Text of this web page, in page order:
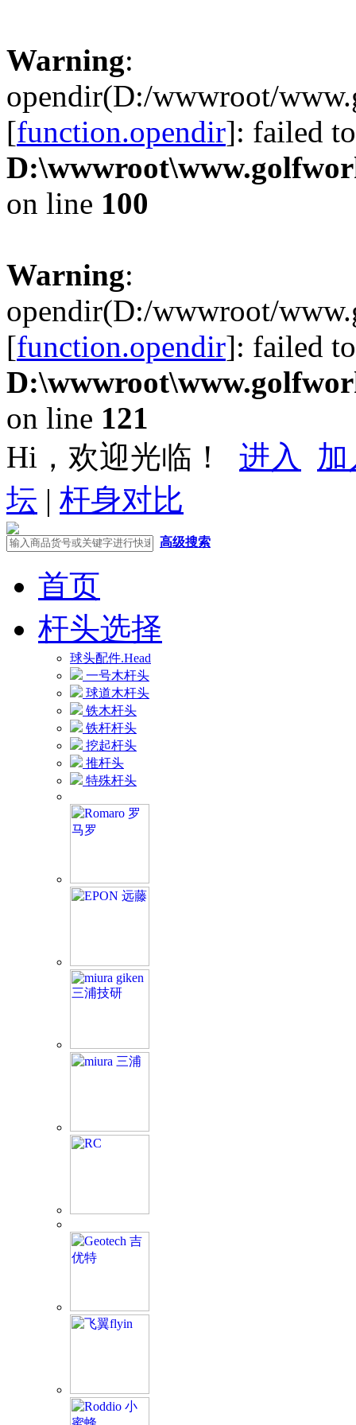
Warning:
opendir(D:/wwwroot/
[function.opendir]: failed
on line 100
Warning:
opendir(D:/wwwroot/
[function.opendir]: failed
on line 121
Hi，欢迎光临！
进入
加
坛 | 杆身对比
高级搜索
首页
杆头选择
球头配件.Head
一号木杆头
球道木杆头
铁木杆头
铁杆杆头
挖起杆头
推杆头
特殊杆头